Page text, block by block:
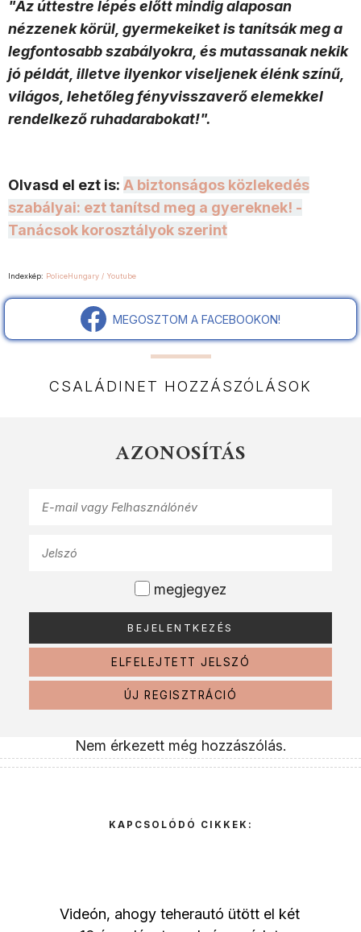
"Az úttestre lépés előtt mindig alaposan
nézzenek körül, gyermekeiket is tanítsák meg a
legfontosabb szabályokra, és mutassanak nekik
jó példát, illetve ilyenkor viseljenek élénk színű,
világos, lehetőleg fényvisszaverő elemekkel
rendelkező ruhadarabokat!".
Olvasd el ezt is: A biztonságos közlekedés
szabályai: ezt tanítsd meg a gyereknek! -
Tanácsok korosztályok szerint
Indexkép: PoliceHungary / Youtube
MEGOSZTOM A FACEBOOKON!
CSALÁDINET HOZZÁSZÓLÁSOK
AZONOSÍTÁS
megjegyez
ELFELEJTETT JELSZÓ
ÚJ REGISZTRÁCIÓ
Nem érkezett még hozzászólás.
KAPCSOLÓDÓ CIKKEK:
Videón, ahogy teherautó ütött el két